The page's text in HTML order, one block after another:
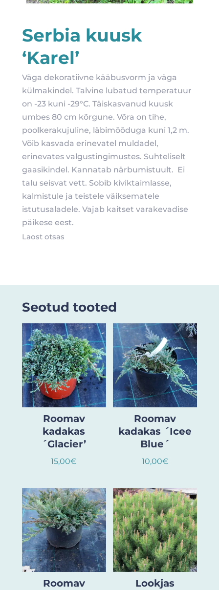
Serbia kuusk
‘Karel’
Väga dekoratiivne kääbusvorm ja väga
külmakindel. Talvine lubatud temperatuur
on -23 kuni -29°C. Täiskasvanud kuusk
umbes 80 cm kõrgune. Võra on tihe,
poolkerakujuline, läbimõõduga kuni 1,2 m.
Võib kasvada erinevatel muldadel,
erinevates valgustingimustes. Suhteliselt
gaasikindel. Kannatab närbumistuult. Ei
talu seisvat vett. Sobib kiviktaimlasse,
kalmistule ja teistele väiksematele
istutusaladele. Vajab kaitset varakevadise
päikese eest.
Laost otsas
Seotud tooted
Roomav
kadakas
´Glacier’
15,00€
Roomav
kadakas ´Icee
Blue´
10,00€
Roomav
Lookjas